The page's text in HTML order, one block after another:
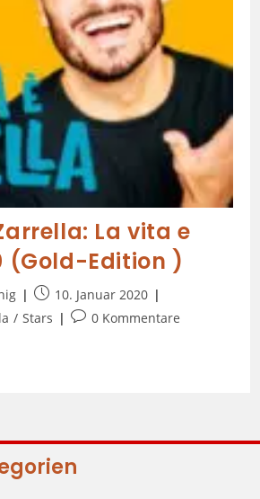
La vita e
(Gold-Edition )
10. Januar 2020
/ Stars 0 Kommentare